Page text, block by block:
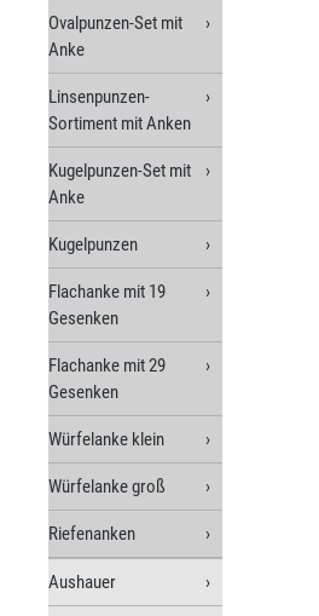
Ovalpunzen-Set mit
Anke
Linsenpunzen-
Sortiment mit Anken
Kugelpunzen-Set mit
Anke
Kugelpunzen
Flachanke mit 19
Gesenken
Flachanke mit 29
Gesenken
Würfelanke klein
Würfelanke groß
Riefenanken
Aushauer